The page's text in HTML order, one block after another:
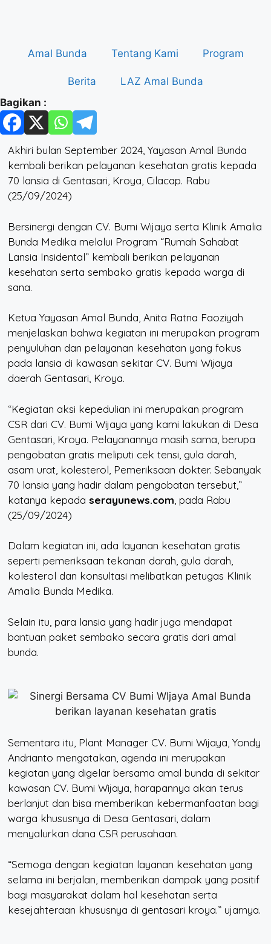
Amal Bunda Tentang Kami Program
Berita
LAZ Amal Bunda
Bagikan :
Akhiri bulan September 2024, Yayasan Amal Bunda
kembali berikan pelayanan kesehatan gratis kepada
70 lansia di Gentasari, Kroya, Cilacap. Rabu
(25/09/2024)
Bersinergi dengan CV. Bumi Wijaya serta Klinik Amalia
Bunda Medika melalui Program “Rumah Sahabat
Lansia Insidental” kembali berikan pelayanan
kesehatan serta sembako gratis kepada warga di
sana.
Ketua Yayasan Amal Bunda, Anita Ratna Faoziyah
menjelaskan bahwa kegiatan ini merupakan program
penyuluhan dan pelayanan kesehatan yang fokus
pada lansia di kawasan sekitar CV. Bumi Wijaya
daerah Gentasari, Kroya.
“Kegiatan aksi kepedulian ini merupakan program
CSR dari CV. Bumi Wijaya yang kami lakukan di Desa
Gentasari, Kroya. Pelayanannya masih sama, berupa
pengobatan gratis meliputi cek tensi, gula darah,
asam urat, kolesterol, Pemeriksaan dokter. Sebanyak
70 lansia yang hadir dalam pengobatan tersebut,”
katanya kepada serayunews.com , pada Rabu
(25/09/2024)
Dalam kegiatan ini, ada layanan kesehatan gratis
seperti pemeriksaan tekanan darah, gula darah,
kolesterol dan konsultasi melibatkan petugas Klinik
Amalia Bunda Medika.
Selain itu, para lansia yang hadir juga mendapat
bantuan paket sembako secara gratis dari amal
bunda.
Sementara itu, Plant Manager CV. Bumi Wijaya, Yondy
Andrianto mengatakan, agenda ini merupakan
kegiatan yang digelar bersama amal bunda di sekitar
kawasan CV. Bumi Wijaya, harapannya akan terus
berlanjut dan bisa memberikan kebermanfaatan bagi
warga khususnya di Desa Gentasari, dalam
menyalurkan dana CSR perusahaan.
“Semoga dengan kegiatan layanan kesehatan yang
selama ini berjalan, memberikan dampak yang positif
bagi masyarakat dalam hal kesehatan serta
kesejahteraan khususnya di gentasari kroya.” ujarnya.